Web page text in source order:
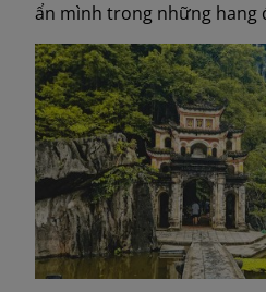
ẩn mình trong những hang